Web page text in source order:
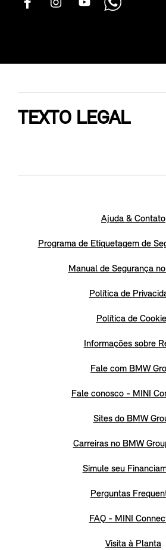
TEXTO LEGAL
Ajuda & Contato
Programa de Etiquetagem de
Manual de Segurança
Política de
Política de
Informações sobre
Fale com BMW
Fale conosco - MINI
Sites do BMW
Carreiras no BMW
Simule seu
Perguntas
FAQ - MINI
Visita à Planta